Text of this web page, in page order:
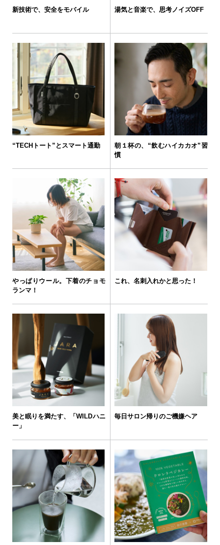
新技術で、安全をモバイル 湯気と音楽で、思考ノイズOFF
“TECHトート”とスマート通勤
朝１杯の、“飲むハイカカオ”習
慣
やっぱりウール。下着のチョモ
ランマ！
これ、名刺入れかと思った！
美と眠りを満たす、「WILDハニ
ー」
毎日サロン帰りのご機嫌ヘア